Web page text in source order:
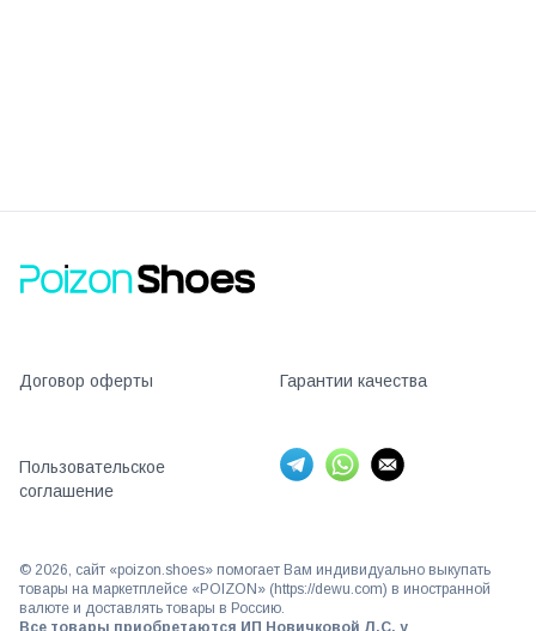
Договор оферты Гарантии качества
Пользовательское
соглашение
© 2026, сайт «poizon.shoes» помогает Вам индивидуально выкупать
товары на маркетплейсе «POIZON» (https://dewu.com) в иностранной
валюте и доставлять товары в Россию.